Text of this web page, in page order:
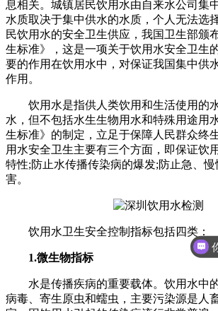
息相关。城镇居民饮用水由自来水公司集
水质取决于集中供水的水质，个人无法选
民饮用水的安全卫生供应，我国卫生部颁
生标准》，这是一项关于饮用水安全卫生
要的作用在饮用水中，对保证我国集中供
作用。
饮用水是指供人类饮用和生活使用的
水，但不包括水生生物用水和特殊用途用
生标准》的制定，立足于保障人民群众终
用水安全卫生主要有三个方面，即保证饮
特性;防止水传播传染病的爆发;防止急、
害。
饮用水卫生安全控制指标包括四类：
1.微生物指标
水是传播疾病的重要载体。饮用水中
病毒、寄生原虫和蠕虫，主要污染源是人